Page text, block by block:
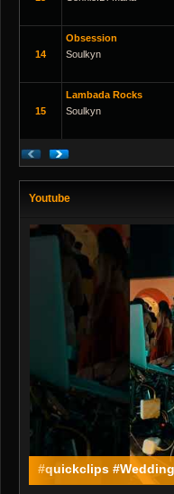
14
Obsession
Soulkyn
15
Lambada Rocks
Soulkyn
Youtube
#quickclips